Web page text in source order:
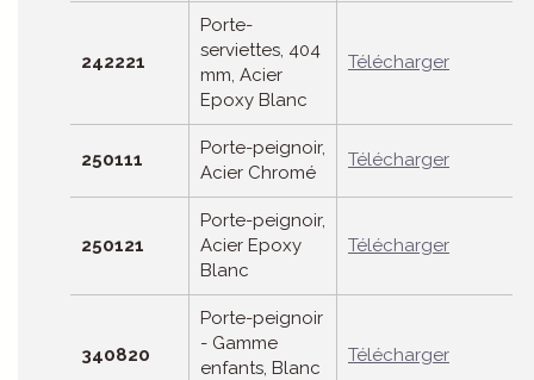
242221
Porte-
serviettes, 404
mm, Acier
Epoxy Blanc
Télécharger
250111
Porte-peignoir,
Acier Chromé
Télécharger
250121
Porte-peignoir,
Acier Epoxy
Blanc
Télécharger
340820
Porte-peignoir
- Gamme
enfants, Blanc
Télécharger